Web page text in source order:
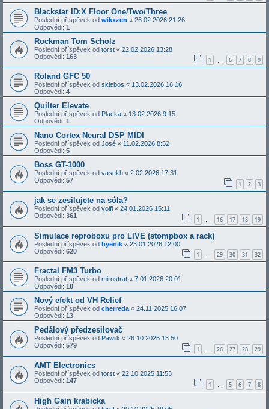
Blackstar ID:X Floor One/Two/Three
Poslední příspěvek od wikxzen « 26.02.2026 21:26
Odpovědi: 1
Rockman Tom Scholz
Poslední příspěvek od torst « 22.02.2026 13:28
Odpovědi: 163 1 6 7 8 9
Roland GFC 50
Poslední příspěvek od sklebos « 13.02.2026 16:16
Odpovědi: 4
Quilter Elevate
Poslední příspěvek od Placka « 13.02.2026 9:15
Odpovědi: 1
Nano Cortex Neural DSP MIDI
Poslední příspěvek od José « 11.02.2026 8:52
Odpovědi: 5
Boss GT-1000
Poslední příspěvek od vasekh « 2.02.2026 17:31
Odpovědi: 57 1 2 3
jak se zesilujete na sóla?
Poslední příspěvek od volfi « 24.01.2026 15:11
Odpovědi: 361 1 … 16 17 18 19
Simulace reproboxu pro LIVE (stompbox a rack)
Poslední příspěvek od hyenik « 23.01.2026 12:00
Odpovědi: 620 1 29 30 31 32
Fractal FM3 Turbo
Poslední příspěvek od mirostrat « 7.01.2026 20:01
Odpovědi: 18
Nový efekt od VH Relief
Poslední příspěvek od cherreda « 24.11.2025 16:07
Odpovědi: 13
Pedálový předzesilovač
Poslední příspěvek od Pawlik « 26.10.2025 13:50
Odpovědi: 579 1 … 26 27 28 29
AMT Electronics
Poslední příspěvek od torst « 22.10.2025 11:53
Odpovědi: 147 1 5 6 7 8
High Gain krabicka